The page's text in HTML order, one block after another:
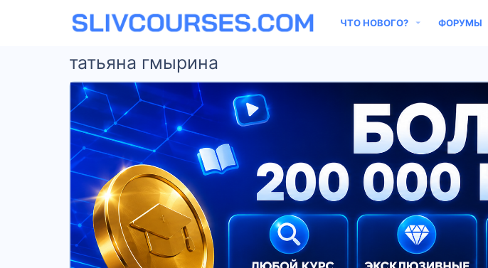
ЧТО НОВОГО? ФОРУМЫ
татьяна гмырина